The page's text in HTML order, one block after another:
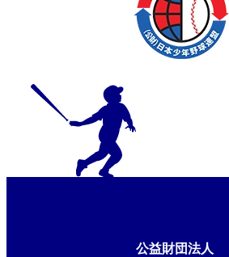
公益財団法人